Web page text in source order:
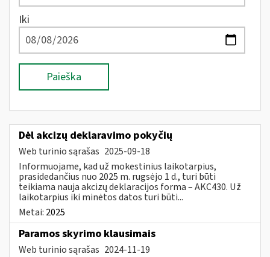
Iki
Paieška
​​​​​​​Dėl akcizų deklaravimo pokyčių
Web turinio sąrašas 2025-09-18
Informuojame, kad už mokestinius laikotarpius,
prasidedančius nuo 2025 m. rugsėjo 1 d., turi būti
teikiama nauja akcizų deklaracijos forma – AKC430. Už
laikotarpius iki minėtos datos turi būti...
Metai: 2025
Paramos skyrimo klausimais
Web turinio sąrašas 2024-11-19